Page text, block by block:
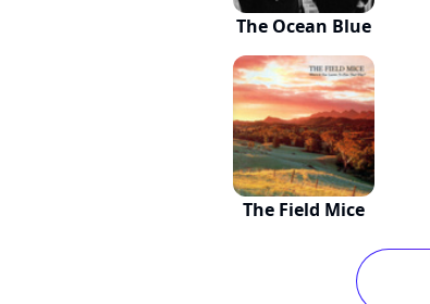
The Ocean Blue
The Field Mice